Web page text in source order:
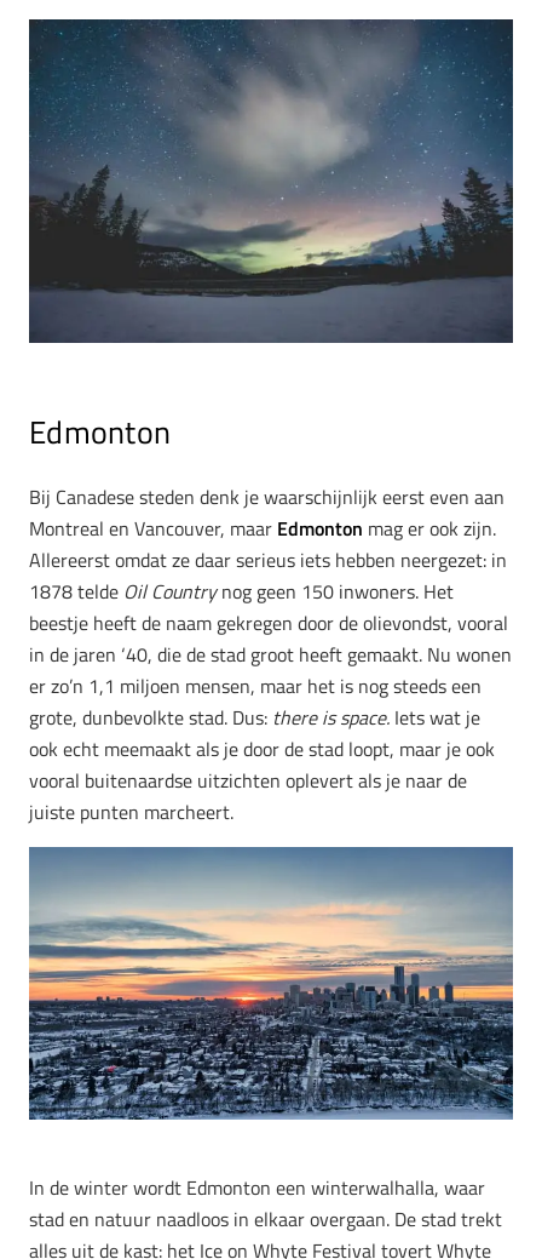
Edmonton
Bij Canadese steden denk je waarschijnlijk eerst even aan
Montreal en Vancouver, maar Edmonton mag er ook zijn.
Allereerst omdat ze daar serieus iets hebben neergezet: in
1878 telde Oil Countrynog geen 150 inwoners. Het
beestje heeft de naam gekregen door de olievondst, vooral
in de jaren ‘40, die de stad groot heeft gemaakt. Nu wonen
er zo’n 1,1 miljoen mensen, maar het is nog steeds een
grote, dunbevolkte stad. Dus: there is space. Iets wat je
ook echt meemaakt als je door de stad loopt, maar je ook
vooral buitenaardse uitzichten oplevert als je naar de
juiste punten marcheert.
In de winter wordt Edmonton een winterwalhalla, waar
stad en natuur naadloos in elkaar overgaan. De stad trekt
alles uit de kast: het Ice on Whyte Festival tovert Whyte